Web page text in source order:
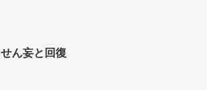
せん妄と回復